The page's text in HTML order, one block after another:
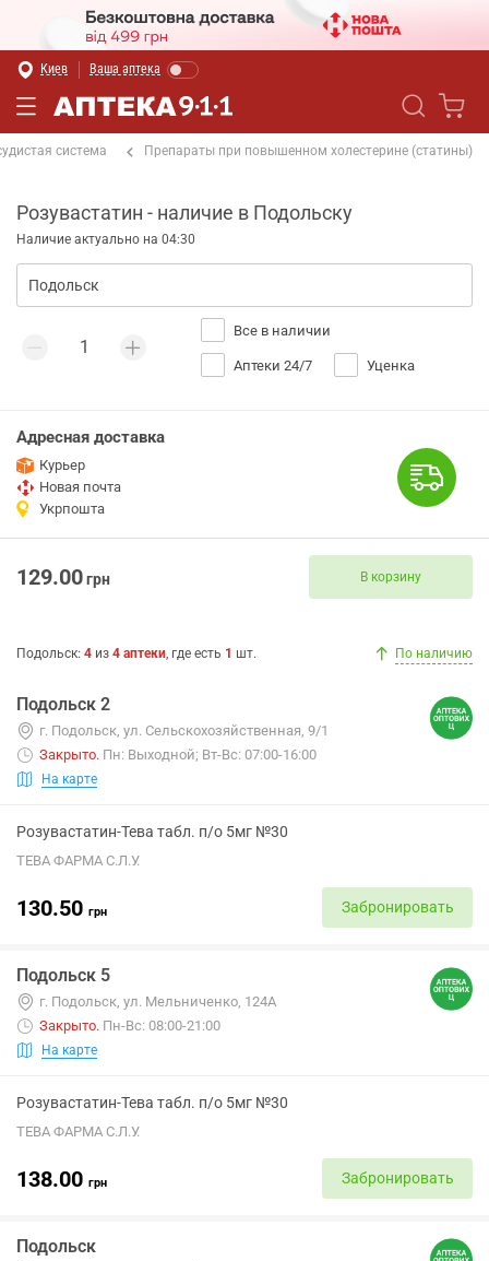
Киев Ваша аптека
система Препараты при повышенном холестерине (статины)
Розувастатин - наличие в Подольску
Наличие актуально на 04:30
Все в наличии
Аптеки 24/7 Уценка
Адресная доставка
Курьер
Новая почта
Укрпошта
129.00грн В корзину
Подольск: 4 из 4 аптеки, где есть 1 шт. По наличию
Подольск 2
г. Подольск, ул. Сельскохозяйственная, 9/1
Закрыто. Пн: Выходной; Вт-Вс: 07:00-16:00
На карте
Розувастатин-Тева табл. п/о 5мг №30
ТЕВА ФАРМА С.Л.У.
130.50 грн Забронировать
Подольск 5
г. Подольск, ул. Мельниченко, 124А
Закрыто. Пн-Вс: 08:00-21:00
На карте
Розувастатин-Тева табл. п/о 5мг №30
ТЕВА ФАРМА С.Л.У.
138.00 грн Забронировать
Подольск